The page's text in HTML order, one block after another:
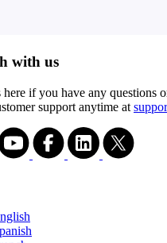
with us
if you have any questions
support anytime at